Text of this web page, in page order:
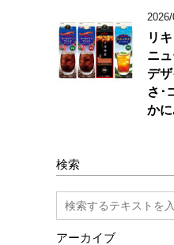
リ
ニ
デ
さ･
かに
検索
アーカイブ